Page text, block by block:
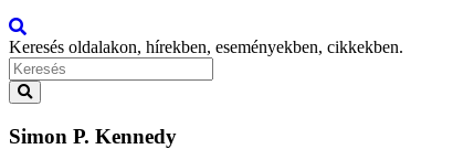
Keresés oldalakon, hírekben, eseményekben, cikkekben.
Simon P. Kennedy